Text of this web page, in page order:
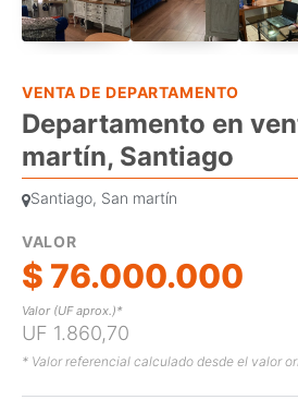
VENTA DE DEPARTAMENTO
Departamento en
martín, Santiago
Santiago, San martín
VALOR
$ 76.000.000
Valor (UF aprox.)*
UF 1.860,70
* Valor referencial calculado desde el valor